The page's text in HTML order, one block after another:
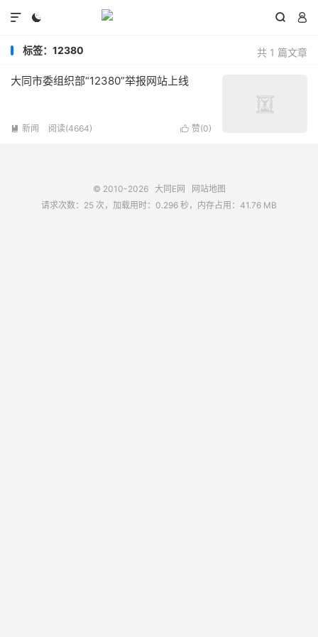
  

共 1 篇文章
标签：12380
大同市委组织部“12380”举报网站上线
 赞(0)
 新闻 阅读(4664)
© 2010-2026 大同E网
网站地图
请求次数：25 次，加载用时：0.296 秒，内存占用：41.76 MB